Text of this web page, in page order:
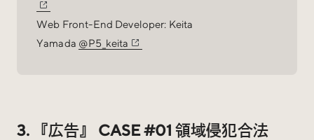
Web Front-End Developer: Keita
Yamada @P5_keita
3. 『広告』 CASE #01 領域侵犯合法